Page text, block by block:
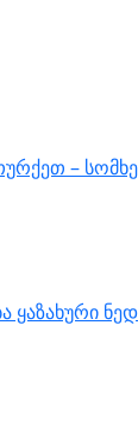
–